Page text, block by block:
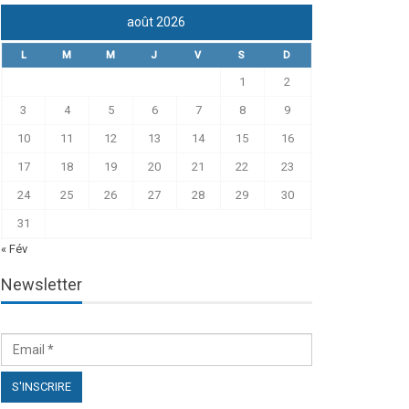
août 2026
L M M J V S D
1 2
3 4 5 6 7 8 9
10 11 12 13 14 15 16
17 18 19 20 21 22 23
24 25 26 27 28 29 30
31
« Fév
Newsletter